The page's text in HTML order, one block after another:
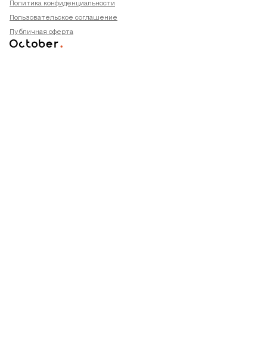
Политика конфиденциальности
Пользовательское соглашение
Публичная оферта